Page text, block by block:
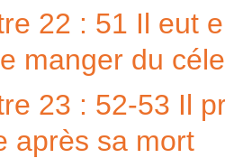
22 : 51 Il eut
manger du
23 : 52-53 Il
après sa mort